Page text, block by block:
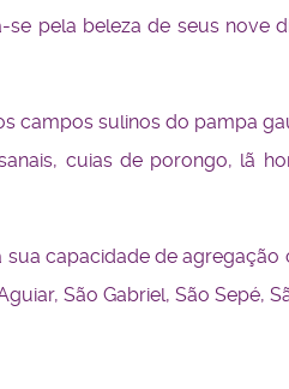
pela beleza de seus nove
campos sulinos do pampa
cuias de porongo, lã
capacidade de
São Gabriel, São Sepé,